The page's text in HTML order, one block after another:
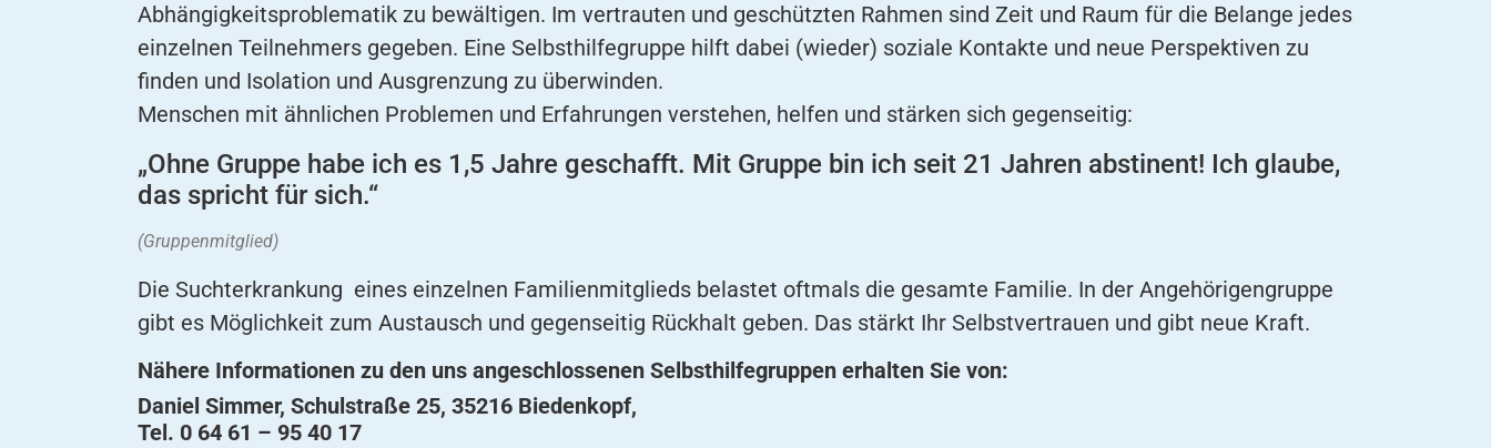
Abhängigkeitsproblematik zu bewältigen. Im vertrauten und geschützten Rahmen sind Zeit und Raum für die Belange jedes
einzelnen Teilnehmers gegeben. Eine Selbsthilfegruppe hilft dabei (wieder) soziale Kontakte und neue Perspektiven zu
finden und Isolation und Ausgrenzung zu überwinden.
Menschen mit ähnlichen Problemen und Erfahrungen verstehen, helfen und stärken sich gegenseitig:
„Ohne Gruppe habe ich es 1,5 Jahre geschafft. Mit Gruppe bin ich seit 21 Jahren abstinent! Ich glaube,
das spricht für sich.“
(Gruppenmitglied)
Die Suchterkrankung eines einzelnen Familienmitglieds belastet oftmals die gesamte Familie. In der Angehörigengruppe
gibt es Möglichkeit zum Austausch und gegenseitig Rückhalt geben. Das stärkt Ihr Selbstvertrauen und gibt neue Kraft.
Nähere Informationen zu den uns angeschlossenen Selbsthilfegruppen erhalten Sie von:
Daniel Simmer, Schulstraße 25, 35216 Biedenkopf,
Tel. 0 64 61 – 95 40 17